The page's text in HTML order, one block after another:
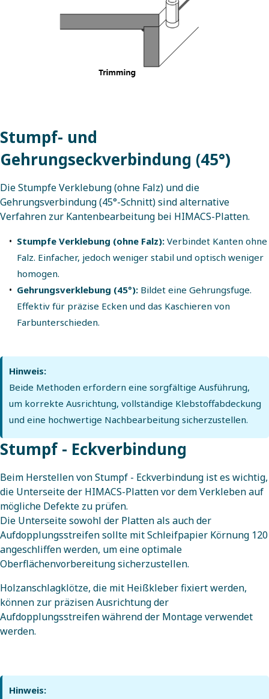
Stumpf- und
Gehrungseckverbindung (45°)
Die Stumpfe Verklebung (ohne Falz) und die
Gehrungsverbindung (45°-Schnitt) sind alternative
Verfahren zur Kantenbearbeitung bei HIMACS-Platten.
Stumpfe Verklebung (ohne Falz): Verbindet Kanten ohne
Falz. Einfacher, jedoch weniger stabil und optisch weniger
homogen.
Gehrungsverklebung (45°): Bildet eine Gehrungsfuge.
Effektiv für präzise Ecken und das Kaschieren von
Farbunterschieden.
Hinweis:
Beide Methoden erfordern eine sorgfältige Ausführung,
um korrekte Ausrichtung, vollständige Klebstoffabdeckung
und eine hochwertige Nachbearbeitung sicherzustellen.
Stumpf - Eckverbindung
Beim Herstellen von Stumpf - Eckverbindung ist es wichtig,
die Unterseite der HIMACS-Platten vor dem Verkleben auf
mögliche Defekte zu prüfen.
Die Unterseite sowohl der Platten als auch der
Aufdopplungsstreifen sollte mit Schleifpapier Körnung 120
angeschliffen werden, um eine optimale
Oberflächenvorbereitung sicherzustellen.
Holzanschlagklötze, die mit Heißkleber fixiert werden,
können zur präzisen Ausrichtung der
Aufdopplungsstreifen während der Montage verwendet
werden.
Hinweis: